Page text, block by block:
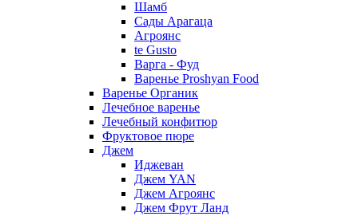
Шамб
Сады Арагаца
Агроянс
te Gusto
Варга - Фуд
Варенье Proshyan Food
Варенье Органик
Лечебное варенье
Лечебный конфитюр
Фруктовое пюре
Джем
Иджеван
Джем YAN
Джем Агроянс
Джем Фрут Ланд